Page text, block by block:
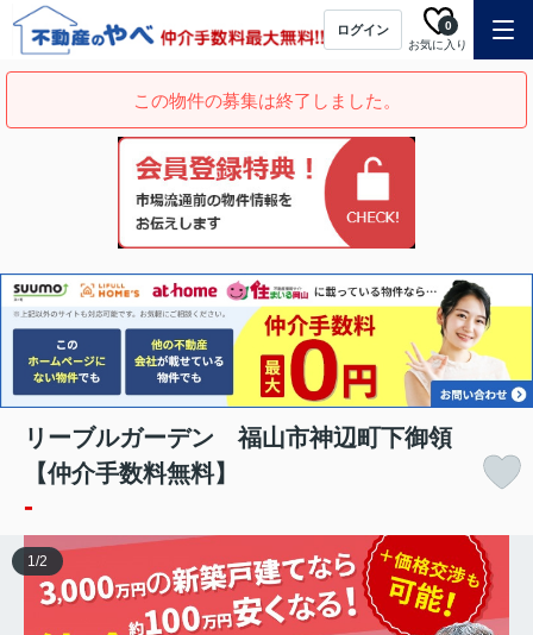
ログイン
お気に入り
0
この物件の募集は終了しました。
リーブルガーデン 福山市神辺町下御領
【仲介手数料無料】
-
1/2